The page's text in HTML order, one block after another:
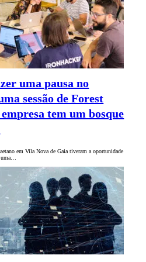
uma pausa no
sessão de Forest
tem um bosque
em Vila Nova de Gaia tiveram a oportunidade
uma…